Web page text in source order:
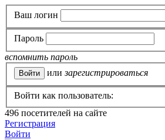
Ваш логин
Пароль
вспомнить пароль
или зарегистрироваться
Войти как пользователь:
496 посетителей на сайте
Регистрация
Войти